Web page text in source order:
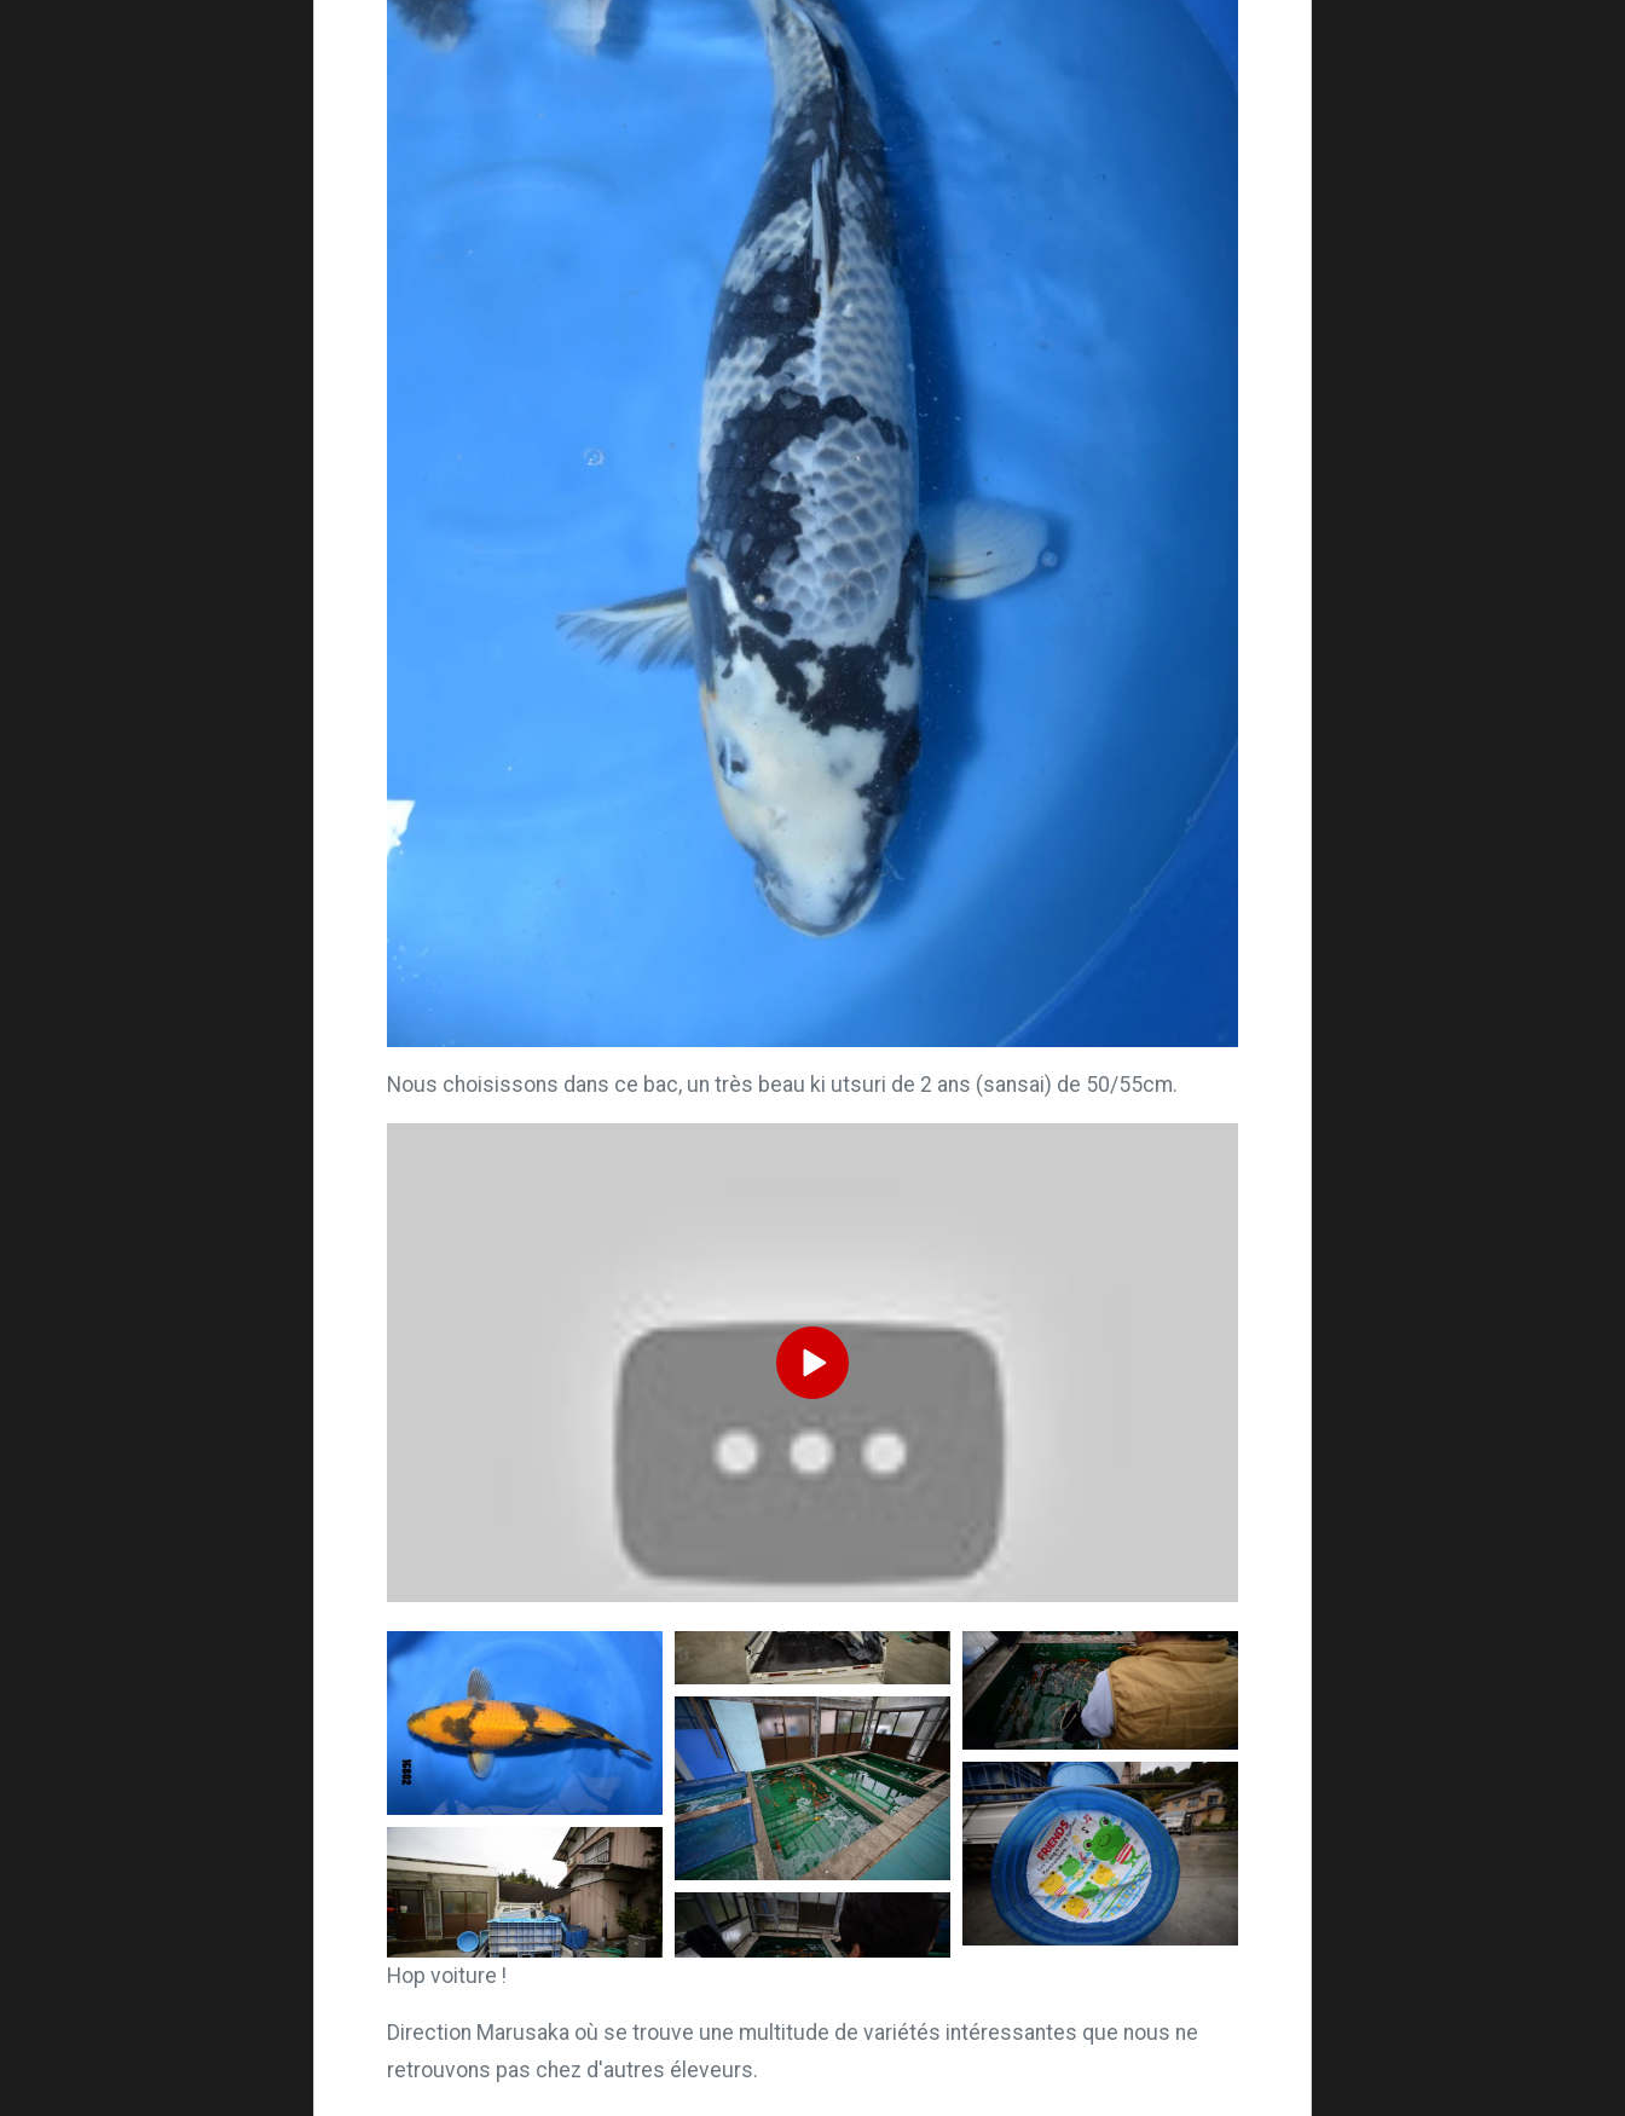
Nous choisissons dans ce bac, un très beau ki utsuri de 2 ans (sansai) de 50/55cm.
Hop voiture !
Direction Marusaka où se trouve une multitude de variétés intéressantes que nous ne
retrouvons pas chez d'autres éleveurs.